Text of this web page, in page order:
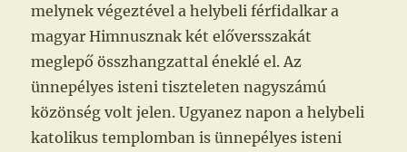
melynek végeztével a helybeli férfidalkar a
magyar Himnusznak két előversszakát
meglepő összhangzattal éneklé el. Az
ünnepélyes isteni tiszteleten nagyszámú
közönség volt jelen. Ugyanez napon a helybeli
katolikus templomban is ünnepélyes isteni